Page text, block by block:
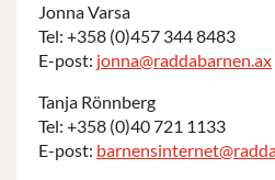
Jonna Varsa
Tel: +358 (0)457 344 8483
E-post: jonna@raddabarnen.ax
Tanja Rönnberg
Tel: +358 (0)40 721 1133
E-post: